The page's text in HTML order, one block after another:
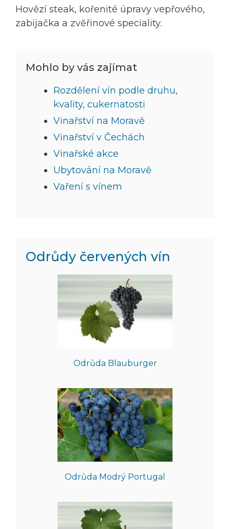
Hovězí steak, kořenité úpravy vepřového,
zabijačka a zvěřinové speciality.
Mohlo by vás zajímat
Rozdělení vín podle druhu,
kvality, cukernatosti
Vinařství na Moravě
Vinařství v Čechách
Vinařské akce
Ubytování na Moravě
Vaření s vínem
Odrůdy červených vín
Odrůda Blauburger
Odrůda Modrý Portugal